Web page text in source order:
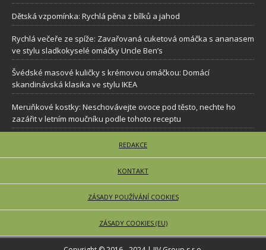
Dětská vzpomínka: Rychlá pěna z bílků a jahod
Rychlá večeře ze spíže: Zavařovaná cuketová omáčka s ananasem
ve stylu sladkokyselé omáčky Uncle Ben’s
Švédské masové kuličky s krémovou omáčkou: Domácí
skandinávská klasika ve stylu IKEA
Meruňkové kostky: Neschovávejte ovoce pod těsto, nechte ho
zazářit v letním moučníku podle tohoto receptu
REDAKCE
KONTAKT
ZÁSADY POUŽÍVÁNÍ COOKIES
ZÁSADY COOKIES (EU)